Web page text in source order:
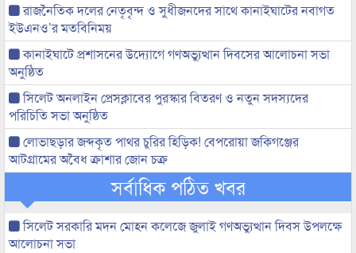
রাজনৈতিক দলের নেতৃবৃন্দ ও সুধীজনদের সাথে কানাইঘাটের নবাগত
ইউএনও’র মতবিনিময়
কানাইঘাটে প্রশাসনের উদ্যোগে গণঅভ্যুত্থান দিবসের আলোচনা সভা
অনুষ্ঠিত
সিলেট অনলাইন প্রেসক্লাবের পুরস্কার বিতরণ ও নতুন সদস্যদের
পরিচিতি সভা অনুষ্ঠিত
লোভাছড়ার জব্দকৃত পাথর চুরির হিড়িক! বেপরোয়া জকিগঞ্জের
আটগ্রামের অবৈধ ক্রাশার জোন চক্র
সর্বাধিক পঠিত খবর
সিলেট সরকারি মদন মোহন কলেজে জুলাই গণঅভ্যুত্থান দিবস উপলক্ষে
আলোচনা সভা